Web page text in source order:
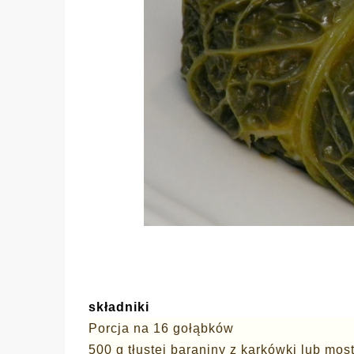
składniki
Porcja na 16 gołąbków
500 g tłustej baraniny z karkówki lub